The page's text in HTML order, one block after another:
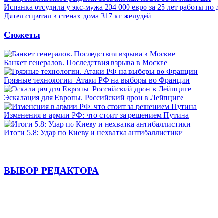
Испанка отсудила у экс-мужа 204 000 евро за 25 лет работы по
Дятел спрятал в стенах дома 317 кг желудей
Сюжеты
Банкет генералов. Последствия взрыва в Москве
Грязные технологии. Атаки РФ на выборы во Франции
Эскалация для Европы. Российский дрон в Лейпциге
Изменения в армии РФ: что стоит за решением Путина
Итоги 5.8: Удар по Киеву и нехватка антибаллистики
ВЫБОР РЕДАКТОРА